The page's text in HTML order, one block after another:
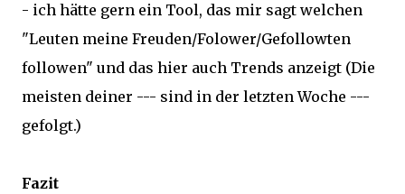
- ich hätte gern ein Tool, das mir sagt welchen
"Leuten meine Freuden/Folower/Gefollowten
followen" und das hier auch Trends anzeigt (Die
meisten deiner --- sind in der letzten Woche ---
gefolgt.)
Fazit